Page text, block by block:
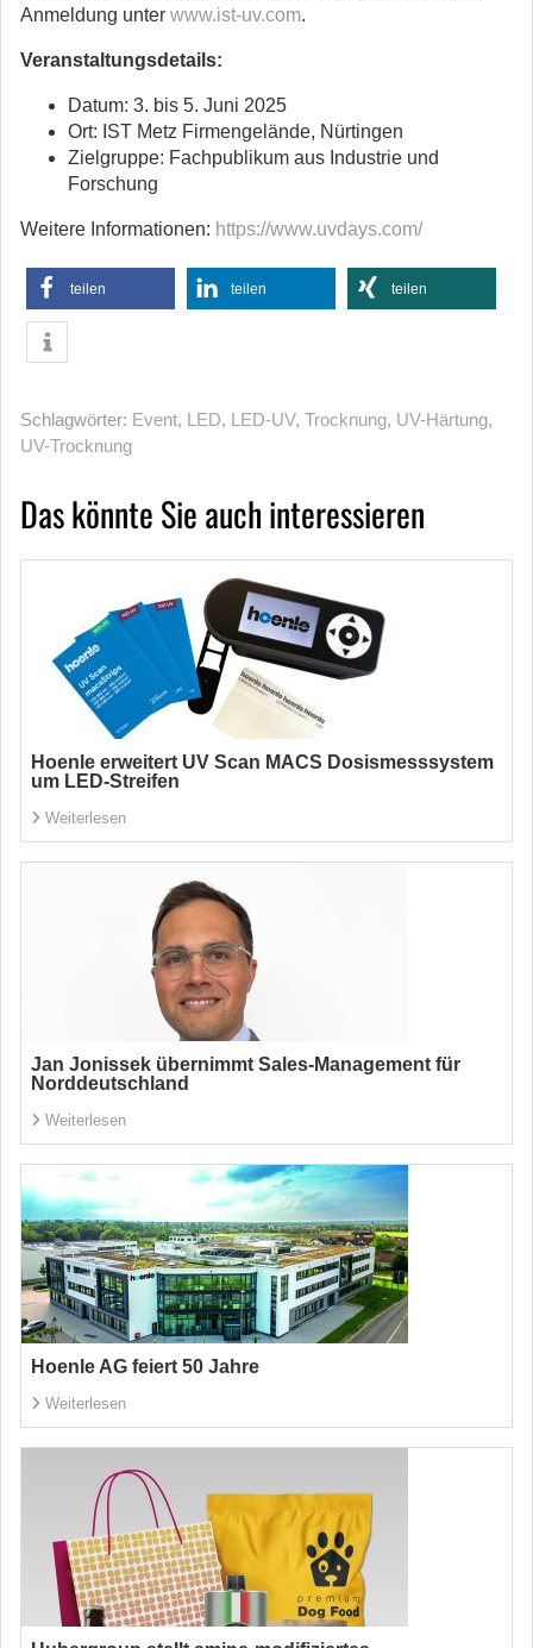
Anmeldung unter www.ist-uv.com.
Veranstaltungsdetails:
Datum: 3. bis 5. Juni 2025
Ort: IST Metz Firmengelände, Nürtingen
Zielgruppe: Fachpublikum aus Industrie und
Forschung
Weitere Informationen: https://www.uvdays.com/
teilen teilen teilen
Schlagwörter: Event, LED, LED-UV, Trocknung, UV-Härtung,
UV-Trocknung
Das könnte Sie auch interessieren
Hoenle erweitert UV Scan MACS Dosismesssystem
um LED-Streifen
Weiterlesen
Jan Jonissek übernimmt Sales-Management für
Norddeutschland
Weiterlesen
Hoenle AG feiert 50 Jahre
Weiterlesen